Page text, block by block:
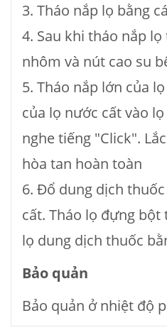
3. Tháo nắp lọ bằng
4. Sau khi tháo nắp
nhôm và nút cao su
5. Tháo nắp lớn của
của lọ nước cất vào
nghe tiếng "Click".
hòa tan hoàn toàn
6. Đổ dung dịch
cất. Tháo lọ đựng bột
lọ dung dịch thuốc
Bảo quản
Bảo quản ở nhiệt độ